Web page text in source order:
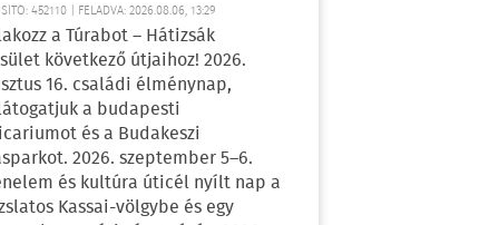
452110 | FELADVA: 2026.08.06, 13:29
a Túrabot – Hátizsák
következő útjaihoz! 2026.
16. családi élménynap,
a budapesti
és a Budakeszi
2026. szeptember 5–6.
és kultúra úticél nyílt nap a
Kassai-völgybe és egy